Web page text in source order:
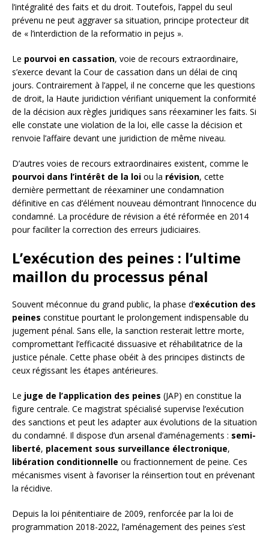
l’intégralité des faits et du droit. Toutefois, l’appel du seul
prévenu ne peut aggraver sa situation, principe protecteur dit
de « l’interdiction de la reformatio in pejus ».
Le pourvoi en cassation, voie de recours extraordinaire,
s’exerce devant la Cour de cassation dans un délai de cinq
jours. Contrairement à l’appel, il ne concerne que les questions
de droit, la Haute juridiction vérifiant uniquement la conformité
de la décision aux règles juridiques sans réexaminer les faits. Si
elle constate une violation de la loi, elle casse la décision et
renvoie l’affaire devant une juridiction de même niveau.
D’autres voies de recours extraordinaires existent, comme le
pourvoi dans l’intérêt de la loi ou la révision, cette
dernière permettant de réexaminer une condamnation
définitive en cas d’élément nouveau démontrant l’innocence du
condamné. La procédure de révision a été réformée en 2014
pour faciliter la correction des erreurs judiciaires.
L’exécution des peines : l’ultime
maillon du processus pénal
Souvent méconnue du grand public, la phase d’exécution des
peines constitue pourtant le prolongement indispensable du
jugement pénal. Sans elle, la sanction resterait lettre morte,
compromettant l’efficacité dissuasive et réhabilitatrice de la
justice pénale. Cette phase obéit à des principes distincts de
ceux régissant les étapes antérieures.
Le juge de l’application des peines (JAP) en constitue la
figure centrale. Ce magistrat spécialisé supervise l’exécution
des sanctions et peut les adapter aux évolutions de la situation
du condamné. Il dispose d’un arsenal d’aménagements : semi-
liberté, placement sous surveillance électronique,
libération conditionnelle ou fractionnement de peine. Ces
mécanismes visent à favoriser la réinsertion tout en prévenant
la récidive.
Depuis la loi pénitentiaire de 2009, renforcée par la loi de
programmation 2018-2022, l’aménagement des peines s’est